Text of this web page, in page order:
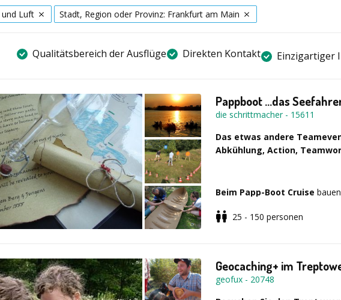
und Luft
Stadt, Region oder Provinz: Frankfurt am Main
Qualitätsbereich der Ausflüge Direkten Kontakt Einzigartiger
Pappboot ...das
die schrittmacher- 15611
Das etwas andere
Abkühlung, Action,
Beim Papp-Boot Cruise
testen sie direkt auf dem
echtes Teambuilding.
So läuft die Challenge ab:
25 - 150 personen
Geocaching+ im
geofux - 20748